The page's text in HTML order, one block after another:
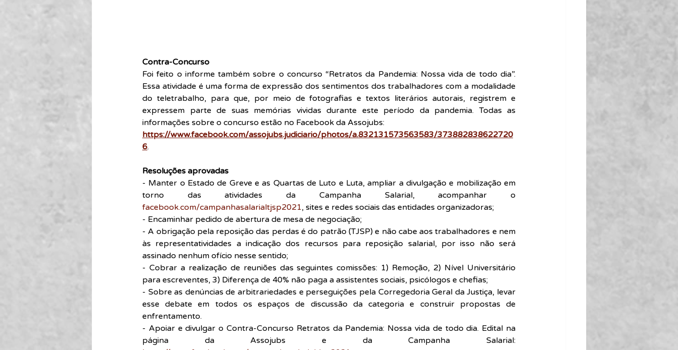
Contra-Concurso
Foi feito o informe também sobre o concurso “Retratos da Pandemia: Nossa vida de todo dia”.
Essa atividade é uma forma de expressão dos sentimentos dos trabalhadores com a modalidade
do teletrabalho, para que, por meio de fotografias e textos literários autorais, registrem e
expressem parte de suas memórias vividas durante este período da pandemia. Todas as
informações sobre o concurso estão no Facebook da Assojubs:
https://www.facebook.com/assojubs.judiciario/photos/a.832131573563583/373882838622720
6.
Resoluções aprovadas
- Manter o Estado de Greve e as Quartas de Luto e Luta, ampliar a divulgação e mobilização em
facebook.com/campanhasalarialtjsp2021, sites e redes sociais das entidades organizadoras;
- Encaminhar pedido de abertura de mesa de negociação;
- A obrigação pela reposição das perdas é do patrão (TJSP) e não cabe aos trabalhadores e nem
às representatividades a indicação dos recursos para reposição salarial, por isso não será
assinado nenhum ofício nesse sentido;
- Cobrar a realização de reuniões das seguintes comissões: 1) Remoção, 2) Nível Universitário
para escreventes, 3) Diferença de 40% não paga a assistentes sociais, psicólogos e chefias;
- Sobre as denúncias de arbitrariedades e perseguições pela Corregedoria Geral da Justiça, levar
esse debate em todos os espaços de discussão da categoria e construir propostas de
enfrentamento.
- Apoiar e divulgar o Contra-Concurso Retratos da Pandemia: Nossa vida de todo dia. Edital na